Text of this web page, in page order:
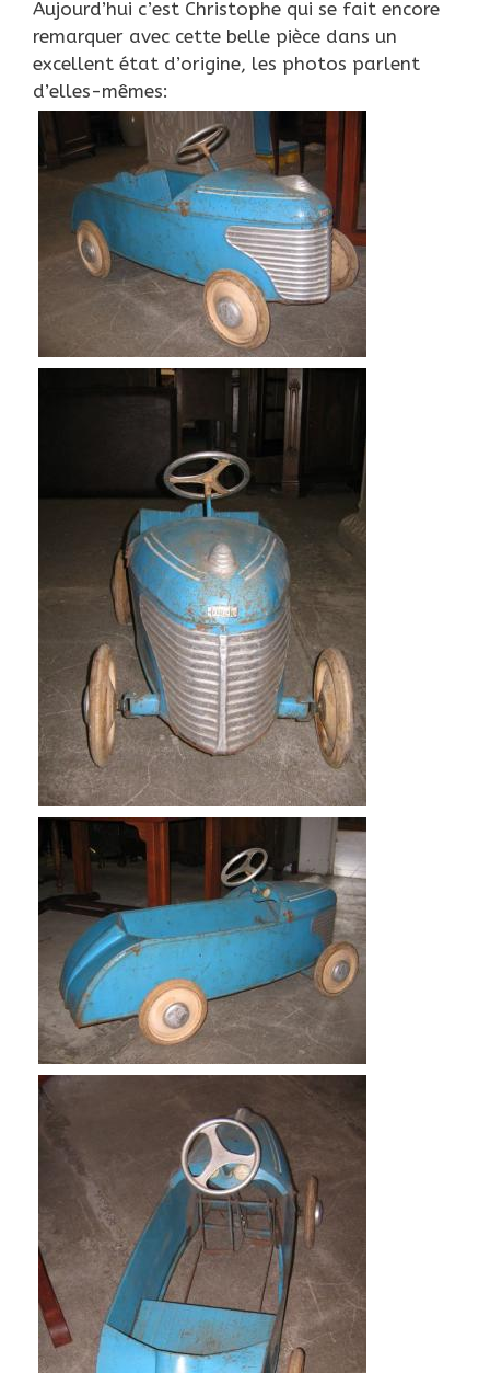
Aujourd’hui c’est Christophe qui se fait encore
remarquer avec cette belle pièce dans un
excellent état d’origine, les photos parlent
d’elles-mêmes: